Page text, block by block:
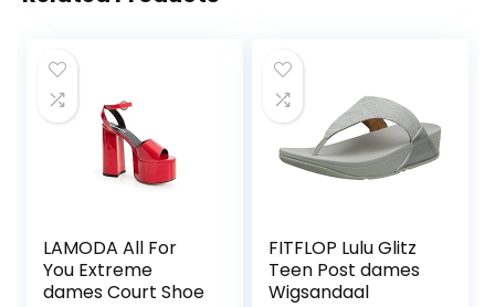
LAMODA All For
You Extreme
dames Court Shoe
FITFLOP Lulu Glitz
Teen Post dames
Wigsandaal